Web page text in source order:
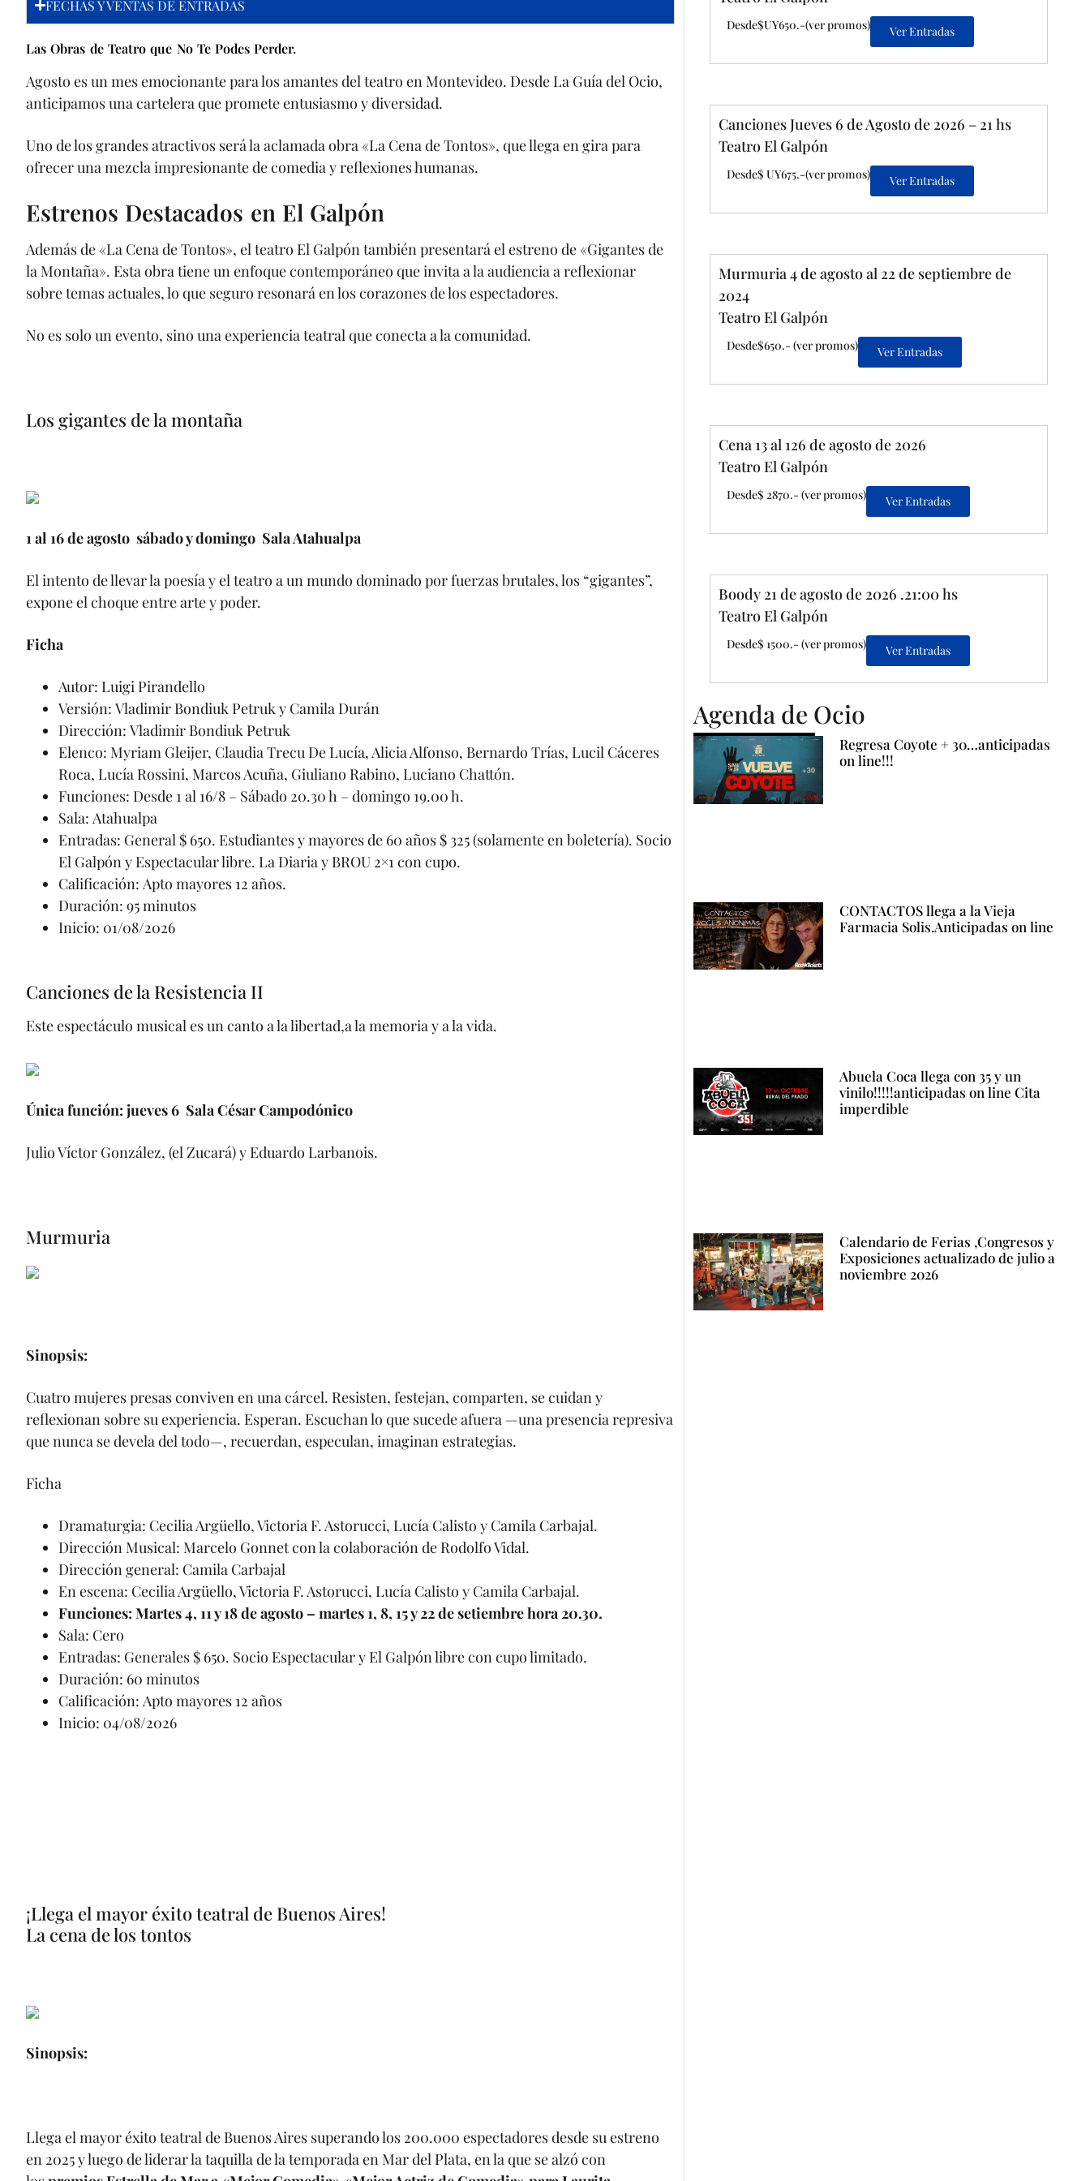
FECHAS Y VENTAS DE ENTRADAS
Las Obras de Teatro que No Te Podes Perder.
Agosto es un mes emocionante para los amantes del teatro en Montevideo. Desde La Guía del Ocio,
anticipamos una cartelera que promete entusiasmo y diversidad.
Uno de los grandes atractivos será la aclamada obra «La Cena de Tontos», que llega en gira para
ofrecer una mezcla impresionante de comedia y reflexiones humanas.
Estrenos Destacados en El Galpón
Además de «La Cena de Tontos», el teatro El Galpón también presentará el estreno de «Gigantes de
la Montaña». Esta obra tiene un enfoque contemporáneo que invita a la audiencia a reflexionar
sobre temas actuales, lo que seguro resonará en los corazones de los espectadores.
No es solo un evento, sino una experiencia teatral que conecta a la comunidad.
Los gigantes de la montaña
1 al 16 de agosto sábado y domingo Sala Atahualpa
El intento de llevar la poesía y el teatro a un mundo dominado por fuerzas brutales, los “gigantes”,
expone el choque entre arte y poder.
Ficha
Autor: Luigi Pirandello
Versión: Vladimir Bondiuk Petruk y Camila Durán
Dirección: Vladimir Bondiuk Petruk
Elenco: Myriam Gleijer, Claudia Trecu De Lucía, Alicia Alfonso, Bernardo Trías, Lucil Cáceres
Roca, Lucía Rossini, Marcos Acuña, Giuliano Rabino, Luciano Chattón.
Funciones: Desde 1 al 16/8 – Sábado 20.30 h – domingo 19.00 h.
Sala: Atahualpa
Entradas: General $ 650. Estudiantes y mayores de 60 años $ 325 (solamente en boletería). Socio
El Galpón y Espectacular libre. La Diaria y BROU 2×1 con cupo.
Calificación: Apto mayores 12 años.
Duración: 95 minutos
Inicio: 01/08/2026
Canciones de la Resistencia II
Este espectáculo musical es un canto a la libertad,a la memoria y a la vida.
Única función: jueves 6 Sala César Campodónico
Julio Víctor González, (el Zucará) y Eduardo Larbanois.
Murmuria
Sinopsis:
Cuatro mujeres presas conviven en una cárcel. Resisten, festejan, comparten, se cuidan y
reflexionan sobre su experiencia. Esperan. Escuchan lo que sucede afuera —una presencia represiva
que nunca se devela del todo—, recuerdan, especulan, imaginan estrategias.
Ficha
Dramaturgia: Cecilia Argüello, Victoria F. Astorucci, Lucía Calisto y Camila Carbajal.
Dirección Musical: Marcelo Gonnet con la colaboración de Rodolfo Vidal.
Dirección general: Camila Carbajal
En escena: Cecilia Argüello, Victoria F. Astorucci, Lucía Calisto y Camila Carbajal.
Funciones: Martes 4, 11 y 18 de agosto – martes 1, 8, 15 y 22 de setiembre hora 20.30.
Sala: Cero
Entradas: Generales $ 650. Socio Espectacular y El Galpón libre con cupo limitado.
Duración: 60 minutos
Calificación: Apto mayores 12 años
Inicio: 04/08/2026
¡Llega el mayor éxito teatral de Buenos Aires!
La cena de los tontos
Sinopsis:
Llega el mayor éxito teatral de Buenos Aires superando los 200.000 espectadores desde su estreno
en 2025 y luego de liderar la taquilla de la temporada en Mar del Plata, en la que se alzó con
Desde$UY650.-(ver promos) Ver Entradas
Canciones Jueves 6 de Agosto de 2026 – 21 hs
Teatro El Galpón
Desde$ UY675.-(ver promos) Ver Entradas
Murmuria 4 de agosto al 22 de septiembre de
2024
Teatro El Galpón
Desde$650.- (ver promos) Ver Entradas
Cena 13 al 126 de agosto de 2026
Teatro El Galpón
Desde$ 2870.- (ver promos) Ver Entradas
Boody 21 de agosto de 2026 .21:00 hs
Teatro El Galpón
Desde$ 1500.- (ver promos) Ver Entradas
Agenda de Ocio
Regresa Coyote + 30…anticipadas
on line!!!
CONTACTOS llega a la Vieja
Farmacia Solis.Anticipadas on line
Abuela Coca llega con 35 y un
vinilo!!!!!anticipadas on line Cita
imperdible
Calendario de Ferias ,Congresos y
Exposiciones actualizado de julio a
noviembre 2026